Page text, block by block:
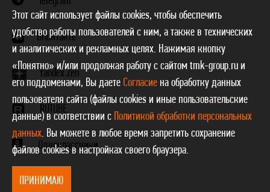
ВКонтакте
Yandex.Zen
RUTUBE
Одноклассники
Этот сайт использует файлы cookies, чтобы обеспечить
удобство работы пользователей с ним, а также в технических
и аналитических и рекламных целях. Нажимая кнопку
«Понятно» и/или продолжая работу с сайтом tmk-group.ru и
его поддоменами, Вы даете Согласие на обработку данных
пользователя сайта (файлы cookies и иные пользовательские
данные) в соответствии с Политикой обработки персональных
данных. Вы можете в любое время запретить сохранение
файлов cookies в настройках своего браузера.
ПРИНИМАЮ